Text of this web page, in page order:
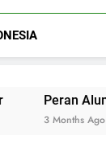
terhadap